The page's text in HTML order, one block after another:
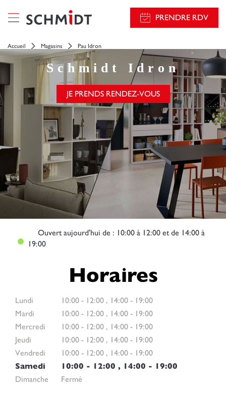
PRENDRE RDV
Accueil Magasins Pau Idron
Schmidt Idron
JE PRENDS RENDEZ-VOUS
Ouvertaujourd'hui de : 10:00 à 12:00 et de 14:00 à
19:00
Horaires
Lundi 10:00 - 12:00 , 14:00 - 19:00
Mardi
10:00 - 12:00 , 14:00 - 19:00
Mercredi
10:00 - 12:00 , 14:00 - 19:00
Jeudi
10:00 - 12:00 , 14:00 - 19:00
Vendredi
10:00 - 12:00 , 14:00 - 19:00
Samedi
10:00 - 12:00 , 14:00 - 19:00
Dimanche
Fermé